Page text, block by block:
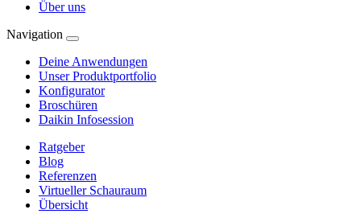
Über uns
Navigation
Deine Anwendungen
Unser Produktportfolio
Konfigurator
Broschüren
Daikin Infosession
Ratgeber
Blog
Referenzen
Virtueller Schauraum
Übersicht